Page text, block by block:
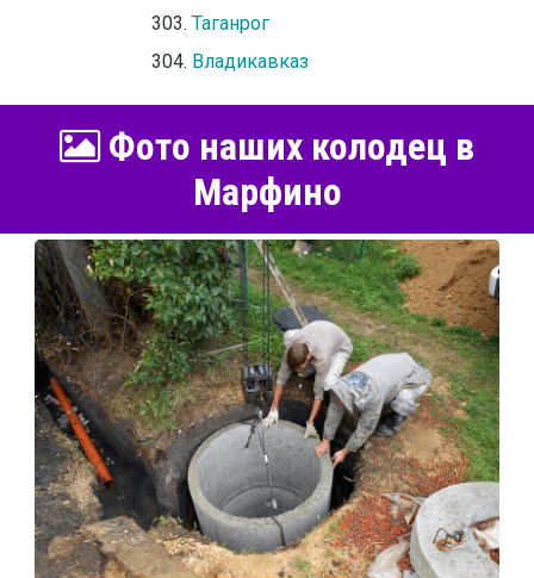
Таганрог
Владикавказ
Фото наших колодец в
Марфино